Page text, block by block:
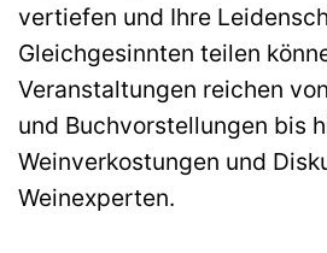
vertiefen und Ihre
Gleichgesinnten teilen
Veranstaltungen reichen
und Buchvorstellungen bis
Weinverkostungen und
Weinexperten.